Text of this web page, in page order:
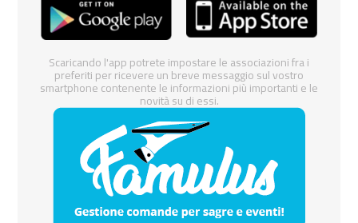
Scaricando l'app potrete impostare le associazioni fra i
preferiti per ricevere un breve messaggio sul vostro
smartphone contenente le informazioni più importanti e le
novità su di essi.